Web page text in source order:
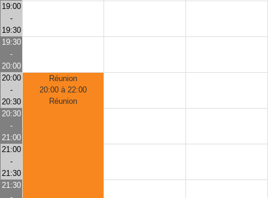
19:00
-
19:30
19:30
-
20:00
20:00
-
20:30
Réunion
20:00 à 22:00
Réunion
20:30
-
21:00
21:00
-
21:30
21:30